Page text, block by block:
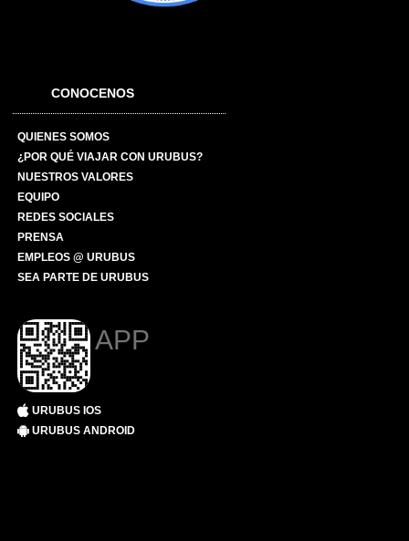
CONOCENOS
QUIENES SOMOS
¿POR QUÉ VIAJAR CON URUBUS?
NUESTROS VALORES
EQUIPO
REDES SOCIALES
PRENSA
EMPLEOS @ URUBUS
SEA PARTE DE URUBUS
APP
URUBUS IOS
URUBUS ANDROID